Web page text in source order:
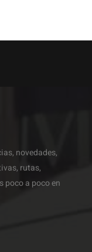
novedades,
rutas,
poco a poco en